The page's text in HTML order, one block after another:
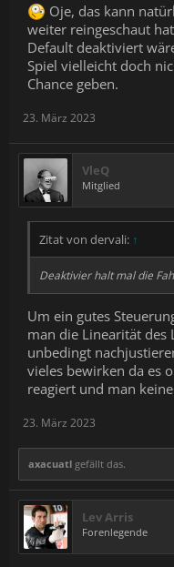
Oje, das kann
weiter reingeschaut
Default deaktiviert
Spiel vielleicht doch
Chance geben.
23. März 2023
VleQ
Mitglied
Zitat von dervali: ↑
Deaktivier halt mal die
Um ein gutes
man die Linearität des
unbedingt
vieles bewirken da es
reagiert und man
23. März 2023
axacuatl gefällt das.
Lev Arris
Forenlegende